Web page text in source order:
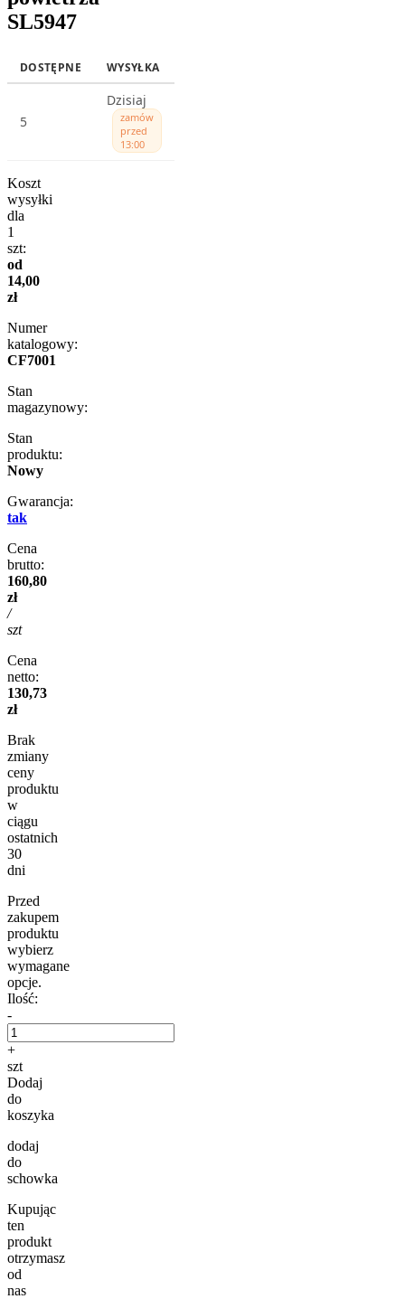
SL5947
DOSTĘPNE WYSYŁKA
5
Dzisiaj
zamów
przed
13:00
Koszt
wysyłki
dla
1
szt:
od
14,00
zł
Numer
katalogowy:
CF7001
Stan
magazynowy:
Stan
produktu:
Nowy
Gwarancja:
tak
Cena
brutto:
160,80
zł
/
szt
Cena
netto:
130,73
zł
Brak
zmiany
ceny
produktu
w
ciągu
ostatnich
30
dni
Przed
zakupem
produktu
wybierz
wymagane
opcje.
Ilość:
-
+
szt
Dodaj
do
koszyka
dodaj
do
schowka
Kupując
ten
produkt
otrzymasz
od
nas